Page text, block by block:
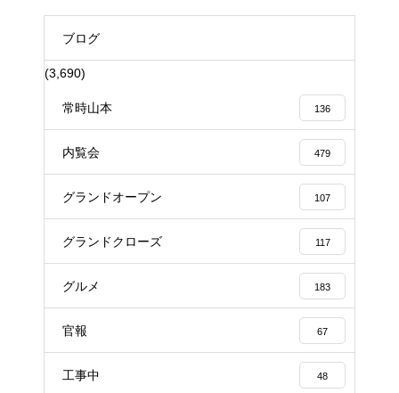
ブログ
(3,690)
常時山本 136
内覧会 479
グランドオープン 107
グランドクローズ 117
グルメ 183
官報 67
工事中 48